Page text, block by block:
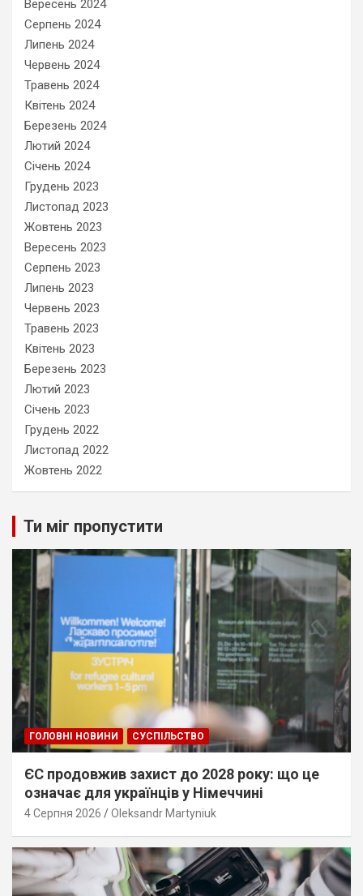
Вересень 2024
Серпень 2024
Липень 2024
Червень 2024
Травень 2024
Квітень 2024
Березень 2024
Лютий 2024
Січень 2024
Грудень 2023
Листопад 2023
Жовтень 2023
Вересень 2023
Серпень 2023
Липень 2023
Червень 2023
Травень 2023
Квітень 2023
Березень 2023
Лютий 2023
Січень 2023
Грудень 2022
Листопад 2022
Жовтень 2022
Ти міг пропустити
ГОЛОВНІ НОВИНИ СУСПІЛЬСТВО
ЄС продовжив захист до 2028 року: що це
означає для українців у Німеччині
4 Серпня 2026 Oleksandr Martyniuk